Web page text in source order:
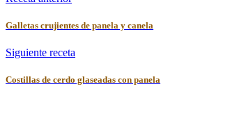
Galletas crujientes de panela y canela
Siguiente receta
Costillas de cerdo glaseadas con panela